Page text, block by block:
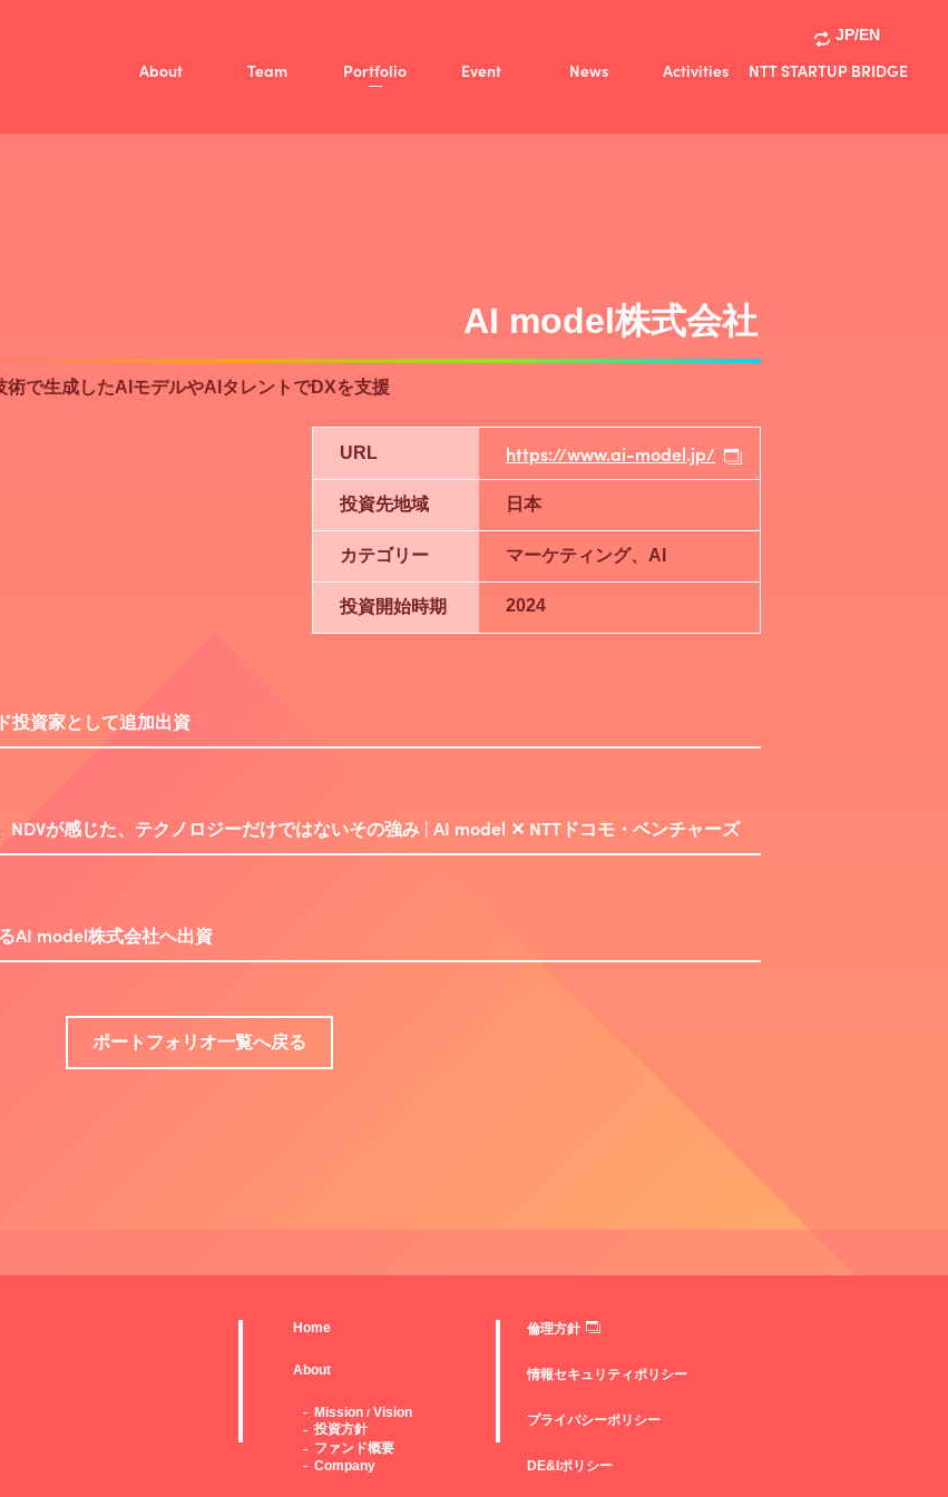
JP/EN
About
Team
Portfolio Event News
Activities
NTT STARTUP BRIDGE
AI model株式会社
術で生成したAIモデルやAIタレントでDXを支援
URL https://www.ai-model.jp/
投資先地域 日本
カテゴリー マーケティング、AI
投資開始時期 2024
投資家として追加出資
が感じた、テクノロジーだけではないその強み | AI model ✕ NTTドコモ・ベンチャーズ
AI model株式会社へ出資
ポートフォリオ一覧へ戻る
Home
About
Mission / Vision
投資方針
ファンド概要
Company
倫理方針
情報セキュリティポリシー
プライバシーポリシー
DE&Iポリシー